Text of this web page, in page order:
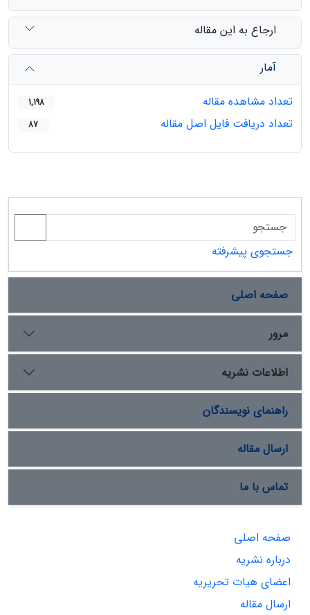
ارجاع به این مقاله
آمار
تعداد مشاهده مقاله
1,198
تعداد دریافت فایل اصل مقاله 87
جستجوی پیشرفته
صفحه اصلی
مرور
اطلاعات نشریه
راهنمای نویسندگان
ارسال مقاله
تماس با ما
صفحه اصلی
درباره نشریه
اعضای هیات تحریریه
ارسال مقاله